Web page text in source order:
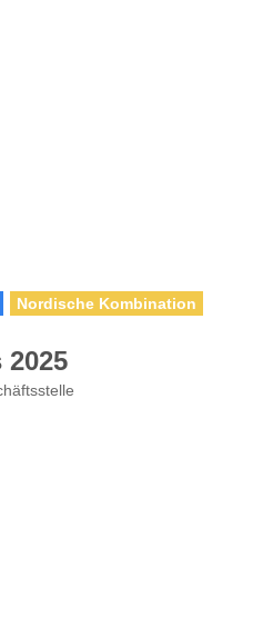
Nordische Kombination
2025